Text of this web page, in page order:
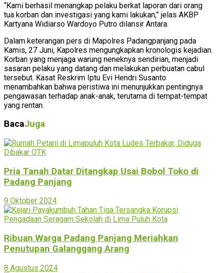
“Kami berhasil menangkap pelaku berkat laporan dari orang
tua korban dan investigasi yang kami lakukan,” jelas AKBP
Kartyana Widiarso Wardoyo Putro dilansir Antara.
Dalam keterangan pers di Mapolres Padangpanjang pada
Kamis, 27 Juni, Kapolres mengungkapkan kronologis kejadian.
Korban yang menjaga warung neneknya sendirian, menjadi
sasaran pelaku yang datang dan melakukan perbuatan cabul
tersebut. Kasat Reskrim Iptu Evi Hendri Susanto
menambahkan bahwa peristiwa ini menunjukkan pentingnya
pengawasan terhadap anak-anak, terutama di tempat-tempat
yang rentan.
BacaJuga
Pria Tanah Datar Ditangkap Usai Bobol Toko di
Padang Panjang
9 Oktober 2024
Ribuan Warga Padang Panjang Meriahkan
Penutupan Galanggang Arang
8 Agustus 2024